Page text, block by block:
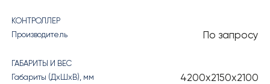
КОНТРОЛЛЕР
Производитель
По запросу
ГАБАРИТЫ И ВЕС
Габариты (ДхШхВ), мм
4200х2150х2100